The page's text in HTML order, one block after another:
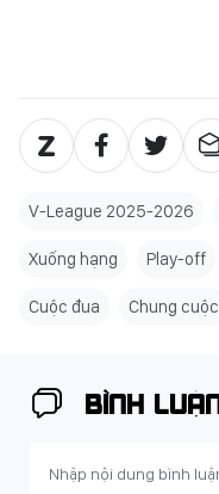
V-League 2025-2026
Xuống hạng Play-off
Cuộc đua Chung cuộc
BÌNH